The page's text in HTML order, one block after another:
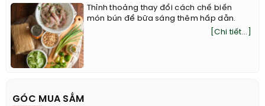
Thỉnh thoảng thay đổi cách chế biến
món bún để bữa sáng thêm hấp dẫn.
[Chi tiết...]
GÓC MUA SẮM